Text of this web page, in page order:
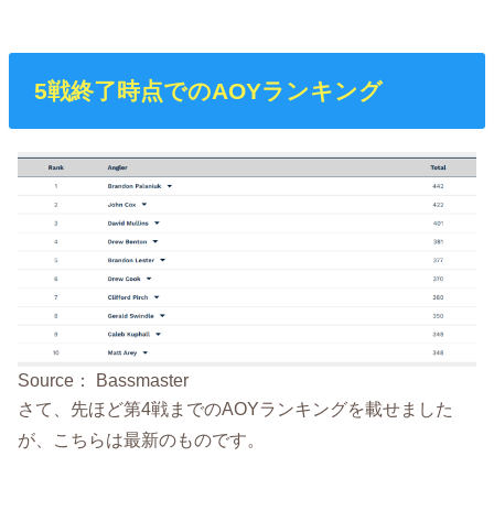
5戦終了時点でのAOYランキング
Source： Bassmaster
さて、先ほど第4戦までのAOYランキングを載せました
が、こちらは最新のものです。